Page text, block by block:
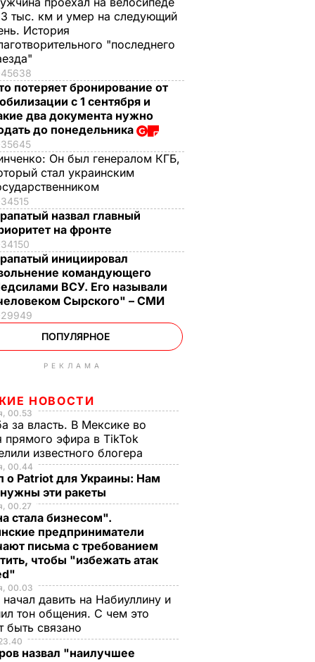
тыс. км и умер на следующий
История
"последнего
45638
потеряет бронирование от
с 1 сентября и
два документа нужно
до понедельника
35645
Он был генералом КГБ,
стал украинским
34515
назвал главный
на фронте
34150
инициировал
командующего
ВСУ. Его называли
Сырского" – СМИ
29949
ПОПУЛЯРНОЕ
РЕКЛАМА
НОВОСТИ
00.53
за власть. В Мексике во
прямого эфира в TikTok
известного блогера
00.44
о Patriot для Украины: Нам
эти ракеты
00.27
стала бизнесом".
предприниматели
письма с требованием
чтобы "избежать атак
00.03
начал давить на Набиуллину и
тон общения. С чем это
быть связано
назвал "наилучшее